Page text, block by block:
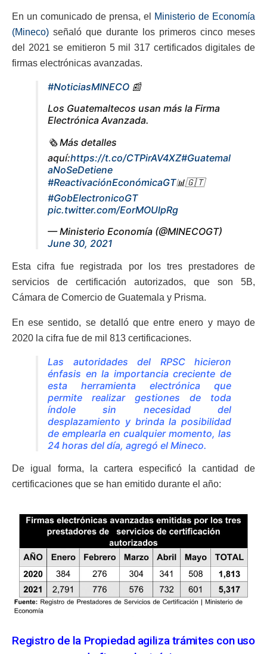
En un comunicado de prensa, el
Ministerio de Economía
(Mineco) señaló que durante los primeros cinco meses
del 2021 se emitieron 5 mil 317 certificados digitales de
firmas electrónicas avanzadas.
#NoticiasMINECO 📰
Los Guatemaltecos usan más la Firma
Electrónica Avanzada.
🗞 Más detalles
aquí:https://t.co/CTPirAV4XZ#Guatemal
aNoSeDetiene
#ReactivaciónEconómicaGT📊🇬🇹
#GobElectronicoGT
pic.twitter.com/EorMOUlpRg
— Ministerio Economía (@MINECOGT)
June 30, 2021
Esta cifra fue registrada por los tres prestadores de
servicios de certificación autorizados, que son 5B,
Cámara de Comercio de Guatemala y Prisma.
En ese sentido, se detalló que entre enero y mayo de
2020 la cifra fue de mil 813 certificaciones.
Las autoridades del RPSC hicieron
énfasis en la importancia creciente de
esta herramienta electrónica que
permite realizar gestiones de toda
índole sin necesidad del
desplazamiento y brinda la posibilidad
de emplearla en cualquier momento, las
24 horas del día, agregó el Mineco.
De igual forma, la cartera especificó la cantidad de
certificaciones que se han emitido durante el año:
Registro de la Propiedad agiliza trámites con uso